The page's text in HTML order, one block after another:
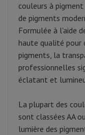
couleurs à
de pigments
Formulée à l'aide
haute qualité pour
pigments, la
professionnelles
éclatant et
La plupart des
sont classées AA
lumière des